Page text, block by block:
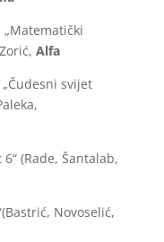
Alfa
svijet
(Rade, Šantalab,
Novoselić,